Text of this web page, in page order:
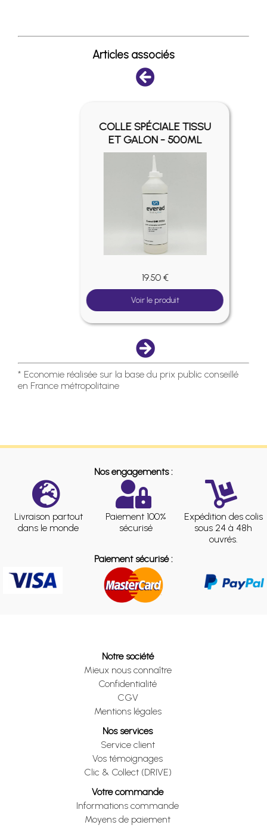
Articles associés
COLLE SPÉCIALE TISSU
ET GALON - 500ML
19.50 €
Voir le produit
* Economie réalisée sur la base du prix public conseillé
en France métropolitaine
Nos engagements :
Livraison partout
dans le monde
Paiement 100%
sécurisé
Expédition des colis
sous 24 à 48h
ouvrés.
Paiement sécurisé :
Notre société
Mieux nous connaître
Confidentialité
CGV
Mentions légales
Nos services
Service client
Vos témoignages
Clic & Collect (DRIVE)
Votre commande
Informations commande
Moyens de paiement